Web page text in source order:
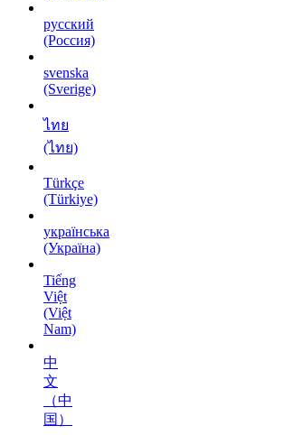
русский
(Россия)
svenska
(Sverige)
ไทย
(ไทย)
Türkçe
(Türkiye)
українська
(Україна)
Tiếng
Việt
(Việt
Nam)
中
文
（中
国）